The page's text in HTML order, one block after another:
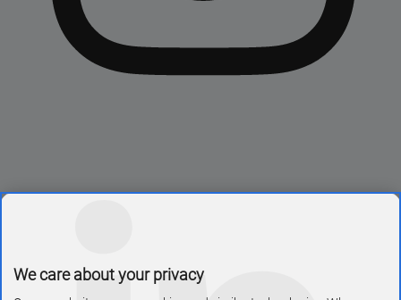
We care about your privacy